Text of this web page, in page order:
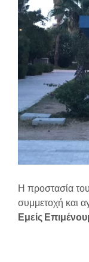
Η προστασία
συμμετοχή και
Εμείς